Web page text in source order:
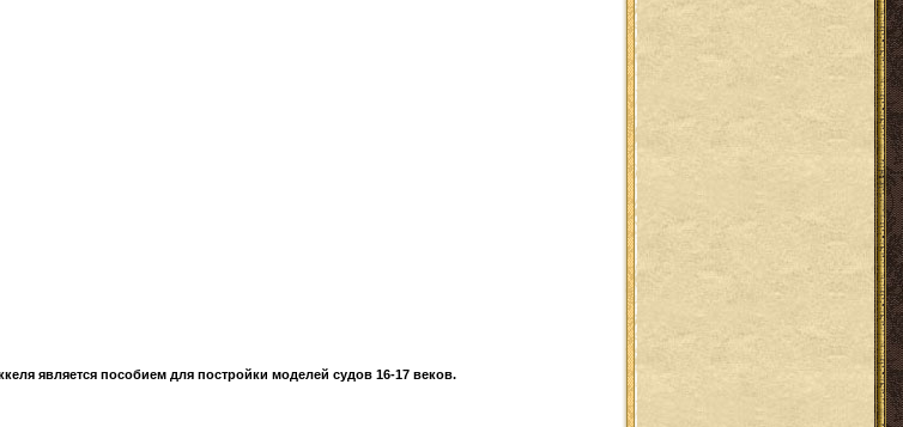
является пособием для постройки моделей судов 16-17 веков.